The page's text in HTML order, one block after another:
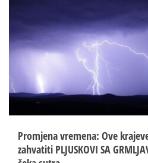
Promjena vremena: Ove
zahvatiti PLJUSKOVI SA